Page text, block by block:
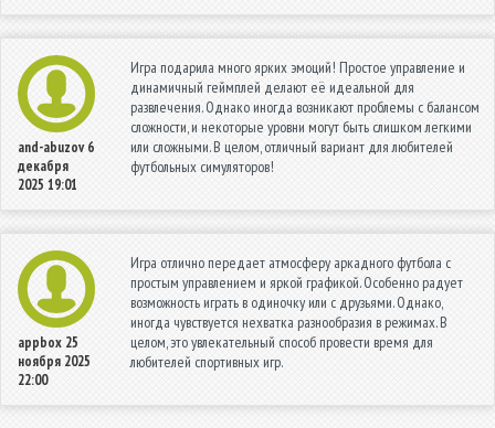
and-abuzov 6
декабря
2025 19:01
Игра подарила много ярких эмоций! Простое управление и
динамичный геймплей делают её идеальной для
развлечения. Однако иногда возникают проблемы с балансом
сложности, и некоторые уровни могут быть слишком легкими
или сложными. В целом, отличный вариант для любителей
футбольных симуляторов!
appbox 25
ноября 2025
22:00
Игра отлично передает атмосферу аркадного футбола с
простым управлением и яркой графикой. Особенно радует
возможность играть в одиночку или с друзьями. Однако,
иногда чувствуется нехватка разнообразия в режимах. В
целом, это увлекательный способ провести время для
любителей спортивных игр.